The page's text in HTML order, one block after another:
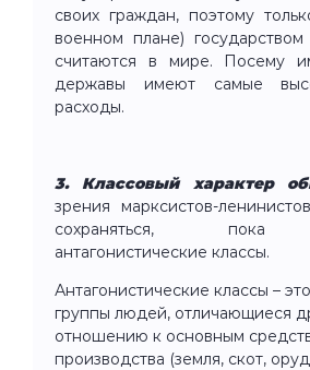
своих граждан, поэтому
военном плане)
считаются в мире. Посему
державы имеют самые
расходы.
3. Классовый характер
зрения марксистов-
сохраняться, пока
антагонистические классы.
Антагонистические классы –
группы людей, отличающиеся
отношению к основным
производства (земля, скот,